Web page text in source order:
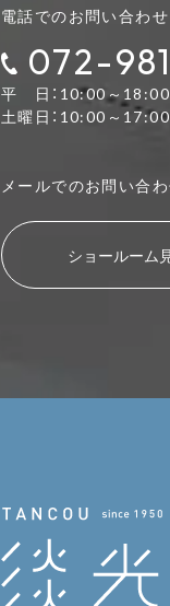
電話でのお問い合わせ
072-
平 日：10:00～18:00
土曜日：10:00～17:00
メールでのお問い合
ショールーム